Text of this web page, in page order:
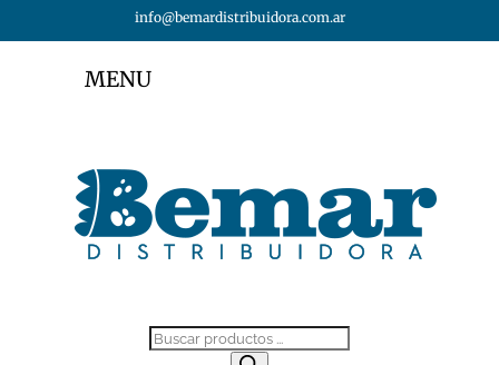
info@bemardistribuidora.com.ar
MENU
Búsqueda